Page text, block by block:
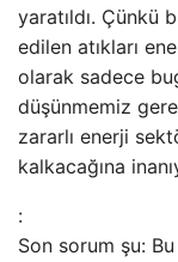
yaratıldı. Çünkü
edilen atıkları
olarak sadece
düşünmemiz
zararlı enerji
kalkacağına
:
Son sorum şu: